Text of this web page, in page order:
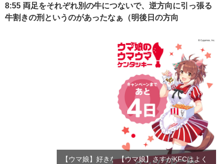
8:55 両足をそれぞれ別の牛につないで、逆方向に引っ張る
牛割きの刑というのがあったなぁ（明後日の方向
【ウマ娘】好きなエンディン【ウマ娘】さすがKFCはよく